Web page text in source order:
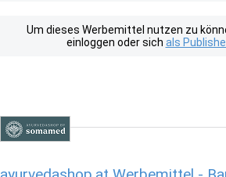
Um dieses Werbemittel nutzen zu
einloggen oder sich als